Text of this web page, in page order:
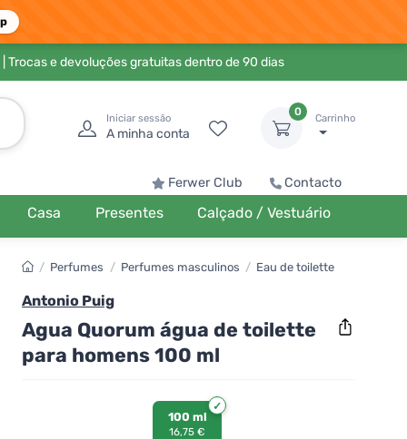
| Trocas e devoluções gratuitas dentro de 90 dias
Iniciar sessão
A minha conta
0
Carrinho
Ferwer Club Contacto
Casa Presentes Calçado / Vestuário
/ Perfumes / Perfumes masculinos / Eau de toilette
Antonio Puig
Agua Quorum água de toilette
para homens 100 ml
100 ml
16,75 €